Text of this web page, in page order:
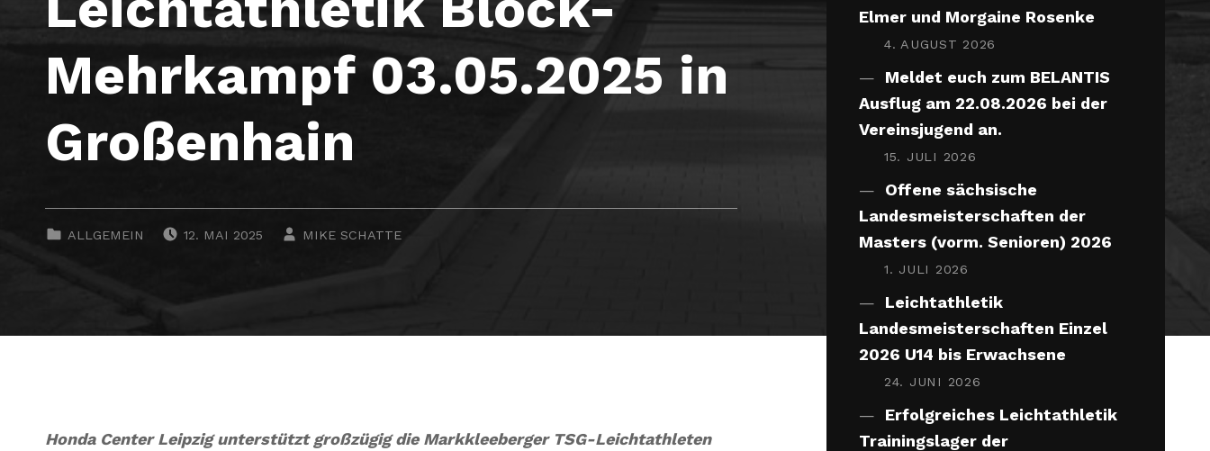
Mehrkampf 03.05.2025 in
Großenhain
ALLGEMEIN 12. MAI 2025 MIKE SCHATTE
Honda Center Leipzig unterstützt großzügig die Markkleeberger TSG-Leichtathleten
Elmer und Morgaine Rosenke
4. AUGUST 2026
Meldet euch zum BELANTIS
Ausflug am 22.08.2026 bei der
Vereinsjugend an.
15. JULI 2026
Offene sächsische
Landesmeisterschaften der
Masters (vorm. Senioren) 2026
1. JULI 2026
Leichtathletik
Landesmeisterschaften Einzel
2026 U14 bis Erwachsene
24. JUNI 2026
Erfolgreiches Leichtathletik
Trainingslager der